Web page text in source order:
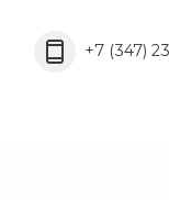
+7 (347)